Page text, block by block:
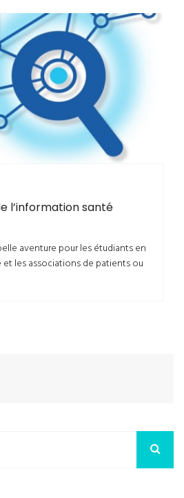
l’information santé
aventure pour les étudiants en
les associations de patients ou